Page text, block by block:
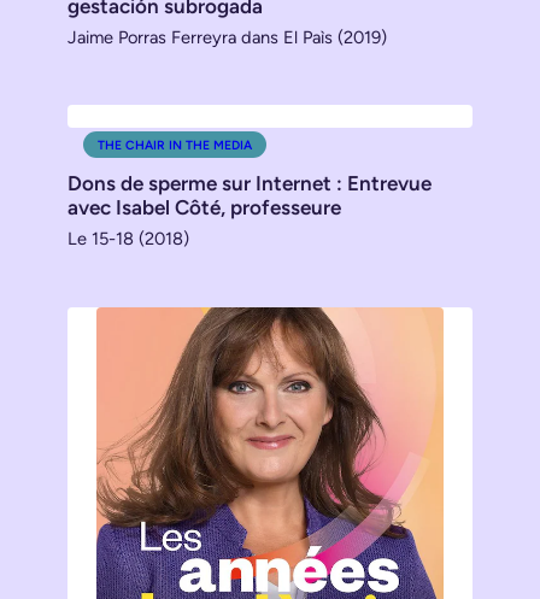
gestación subrogada
Jaime Porras Ferreyra dans El Paìs (2019)
THE CHAIR IN THE MEDIA
Dons de sperme sur Internet : Entrevue
avec Isabel Côté, professeure
Le 15-18 (2018)